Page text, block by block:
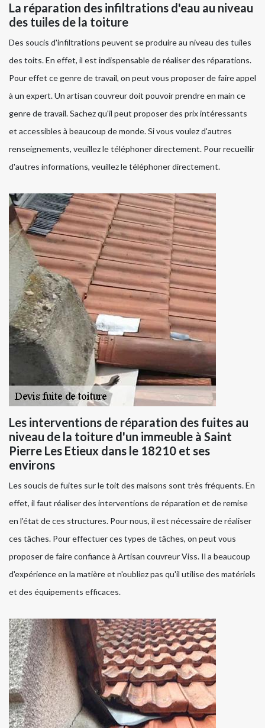
La réparation des infiltrations d'eau au niveau
des tuiles de la toiture
Des soucis d'infiltrations peuvent se produire au niveau des tuiles
des toits. En effet, il est indispensable de réaliser des réparations.
Pour effet ce genre de travail, on peut vous proposer de faire appel
à un expert. Un artisan couvreur doit pouvoir prendre en main ce
genre de travail. Sachez qu'il peut proposer des prix intéressants
et accessibles à beaucoup de monde. Si vous voulez d'autres
renseignements, veuillez le téléphoner directement. Pour recueillir
d'autres informations, veuillez le téléphoner directement.
Les interventions de réparation des fuites au
niveau de la toiture d'un immeuble à Saint
Pierre Les Etieux dans le 18210 et ses
environs
Les soucis de fuites sur le toit des maisons sont très fréquents. En
effet, il faut réaliser des interventions de réparation et de remise
en l'état de ces structures. Pour nous, il est nécessaire de réaliser
ces tâches. Pour effectuer ces types de tâches, on peut vous
proposer de faire confiance à Artisan couvreur Viss. Il a beaucoup
d'expérience en la matière et n'oubliez pas qu'il utilise des matériels
et des équipements efficaces.